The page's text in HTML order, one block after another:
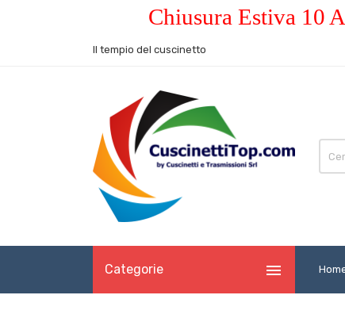
Chiusura Estiva 10
Il tempio del cuscinetto
Categorie 